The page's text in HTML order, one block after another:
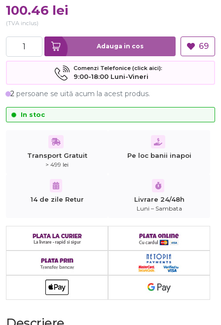
100.46 lei
(TVA inclus)
Adauga in cos 69
Comenzi Telefonice (click aici):
9:00-18:00 Luni-Vineri
2 persoane se uită acum la acest produs.
In stoc
Transport Gratuit
> 499 lei
Pe loc banii inapoi
14 de zile Retur Livrare 24/48h
Luni – Sambata